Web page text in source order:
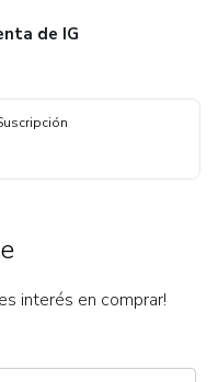
de IG
interés en comprar!